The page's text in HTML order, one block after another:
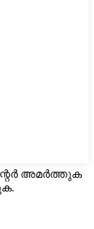
അമർത്തുക